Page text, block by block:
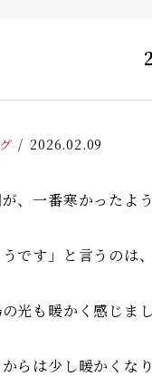
2026.02.09
、一番寒かったよう
です」と言うのは
光も暖かく感じまし
らは少し暖かくなり